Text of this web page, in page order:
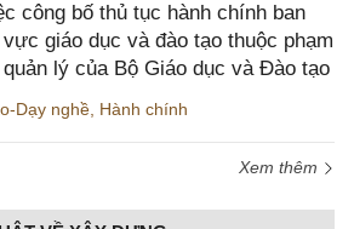
công bố thủ tục hành chính ban
giáo dục và đào tạo thuộc phạm
lý của Bộ Giáo dục và Đào tạo
Dạy nghề Hành chính
Xem thêm